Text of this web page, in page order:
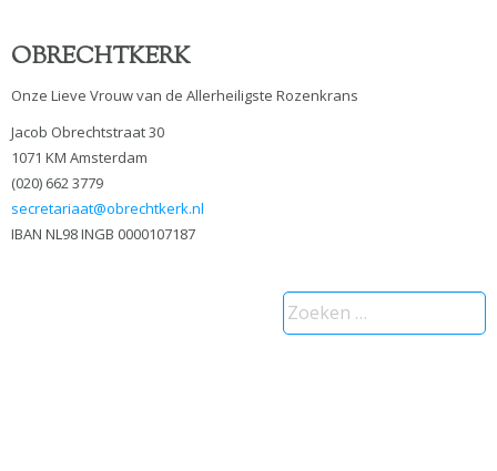
OBRECHTKERK
Onze Lieve Vrouw van de Allerheiligste Rozenkrans
Jacob Obrechtstraat 30
1071 KM Amsterdam
(020) 662 3779
secretariaat@obrechtkerk.nl
IBAN NL98 INGB 0000107187
Zoeken
naar: